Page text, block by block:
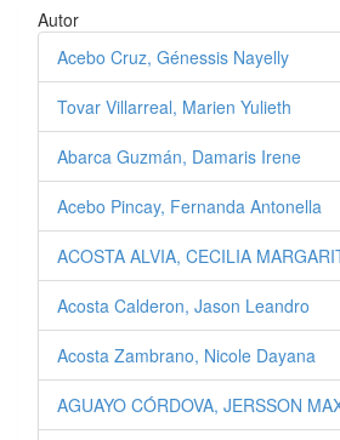
Autor
Acebo Cruz, Génessis Nayelly
Tovar Villarreal, Marien Yulieth
Abarca Guzmán, Damaris Irene
Acebo Pincay, Fernanda Antonella
ACOSTA ALVIA, CECILIA
Acosta Calderon, Jason Leandro
Acosta Zambrano, Nicole Dayana
AGUAYO CÓRDOVA, JERSSON